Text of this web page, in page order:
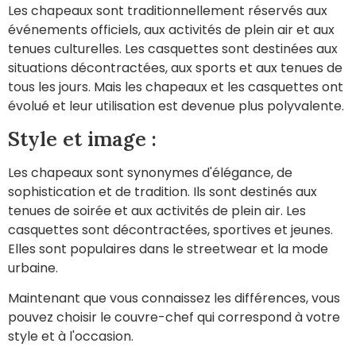
Les chapeaux sont traditionnellement réservés aux
événements officiels, aux activités de plein air et aux
tenues culturelles. Les casquettes sont destinées aux
situations décontractées, aux sports et aux tenues de
tous les jours. Mais les chapeaux et les casquettes ont
évolué et leur utilisation est devenue plus polyvalente.
Style et image :
Les chapeaux sont synonymes d'élégance, de
sophistication et de tradition. Ils sont destinés aux
tenues de soirée et aux activités de plein air. Les
casquettes sont décontractées, sportives et jeunes.
Elles sont populaires dans le streetwear et la mode
urbaine.
Maintenant que vous connaissez les différences, vous
pouvez choisir le couvre-chef qui correspond à votre
style et à l'occasion.